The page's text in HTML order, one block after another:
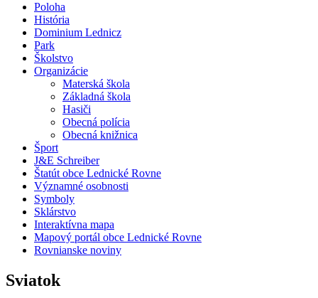
Poloha
História
Dominium Lednicz
Park
Školstvo
Organizácie
Materská škola
Základná škola
Hasiči
Obecná polícia
Obecná knižnica
Šport
J&E Schreiber
Štatút obce Lednické Rovne
Významné osobnosti
Symboly
Sklárstvo
Interaktívna mapa
Mapový portál obce Lednické Rovne
Rovnianske noviny
Sviatok